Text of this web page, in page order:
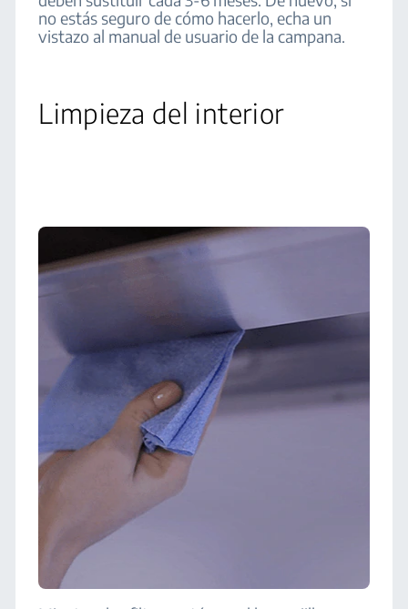
no estás seguro de cómo hacerlo, echa un
vistazo al manual de usuario de la campana.
Limpieza del interior